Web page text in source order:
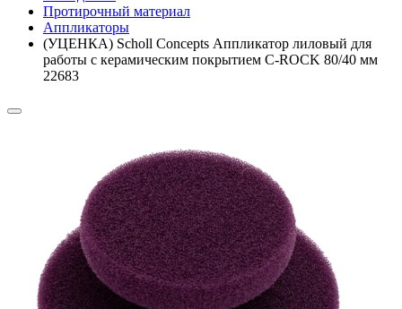
Протирочный материал
Аппликаторы
(УЦЕНКА) Scholl Concepts Аппликатор лиловый для
работы с керамическим покрытием C-ROCK 80/40 мм
22683